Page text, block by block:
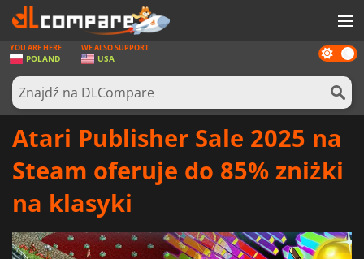
GRY
KARTY DO GIER
OPROGRAMOWANIE
ZALOGUJ SIĘ LUB ZAREJESTRUJ
Dark
mode
YOU ARE HERE
POLAND
WE ALSO SUPPORT
USA
Atari Publisher Sale 2025 na
Steam oferuje do 85% zniżki
na klasyki